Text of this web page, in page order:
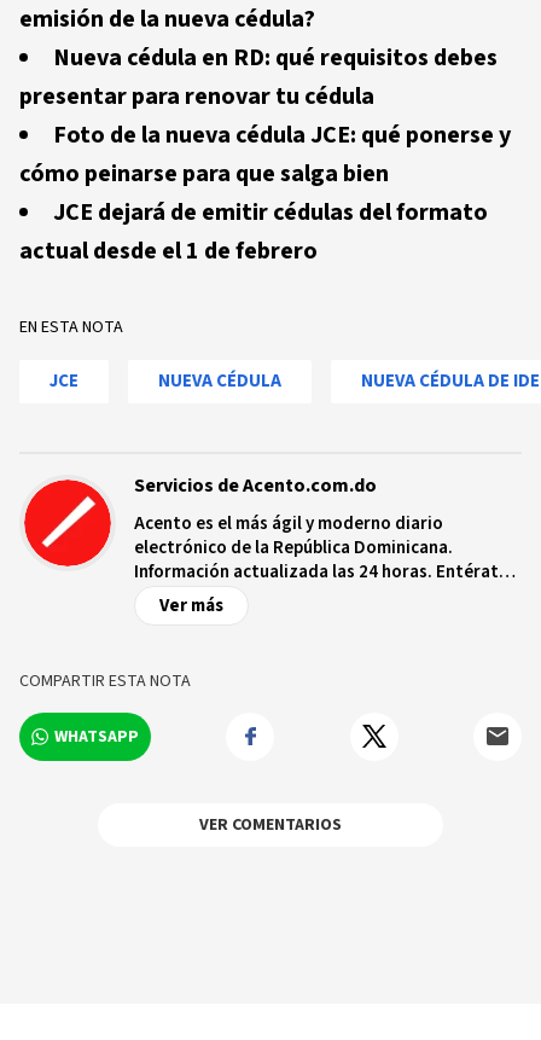
emisión de la nueva cédula?
Nueva cédula en RD: qué requisitos debes
presentar para renovar tu cédula
Foto de la nueva cédula JCE: qué ponerse y
cómo peinarse para que salga bien
JCE dejará de emitir cédulas del formato
actual desde el 1 de febrero
EN ESTA NOTA
JCE NUEVA CÉDULA NUEVA CÉDULA DE
Servicios de Acento.com.do
Acento es el más ágil y moderno diario
electrónico de la República Dominicana.
Información actualizada las 24 horas. Entérate
de las noticias y sucesos más importantes a
nivel nacional e internacional, videos y fotos
Ver más
COMPARTIR ESTA NOTA
WHATSAPP
VER COMENTARIOS